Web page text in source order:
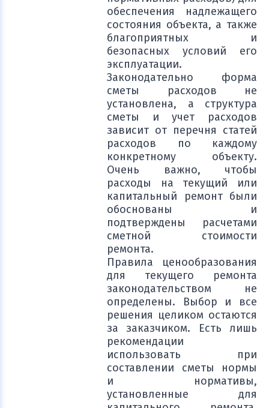
обеспечения надлежащего
состояния объекта, а также
благоприятных и
безопасных условий его
эксплуатации.
Законодательно форма
сметы расходов не
установлена, а структура
сметы и учет расходов
зависит от перечня статей
расходов по каждому
конкретному объекту.
Очень важно, чтобы
расходы на текущий или
капитальный ремонт были
обоснованы и
подтверждены расчетами
сметной стоимости
ремонта.
Правила ценообразования
для текущего ремонта
законодательством не
определены. Выбор и все
решения целиком остаются
за заказчиком. Есть лишь
рекомендации
использовать при
составлении сметы нормы
и нормативы,
установленные для